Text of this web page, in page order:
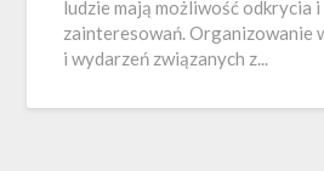
ludzie mają możliwość odkrycia
zainteresowań. Organizowanie
i wydarzeń związanych z...